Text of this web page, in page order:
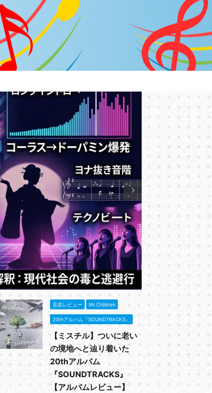
「C調言
は？～男
【サザン
サザンオー
ど、ちゃん
トアルバム
と、初期の
「勝手にシ
ったか解説
とは？～急
「C調言葉
...
ReadMore
音楽レビュー Mr.Children
20thアルバム『SOUNDTRACKS』
【ミスチル】ついに老い
の境地へと辿り着いた
20thアルバム
『SOUNDTRACKS』
【アルバムレビュー】